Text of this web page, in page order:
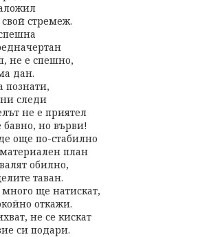
стремеж.
не е спешно,
дан.
познати,
следи
не е приятел
но върви!
още по-стабилно
план
обилно,
таван.
ще натискат,
откажи.
не се кискат
си подари.